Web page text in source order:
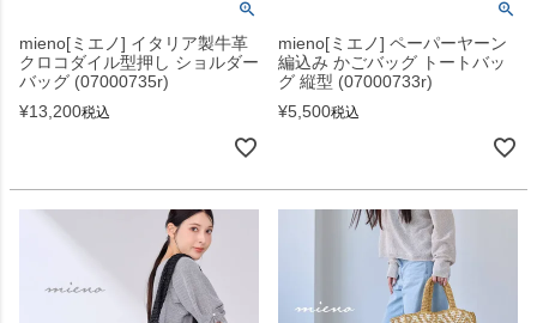
mieno[ミエノ] イタリア製牛革
クロコダイル型押し ショルダー
バッグ (07000735r)
¥13,200税込
mieno[ミエノ] ペーパーヤーン
編込み かごバッグ トートバッ
グ 縦型 (07000733r)
¥5,500税込